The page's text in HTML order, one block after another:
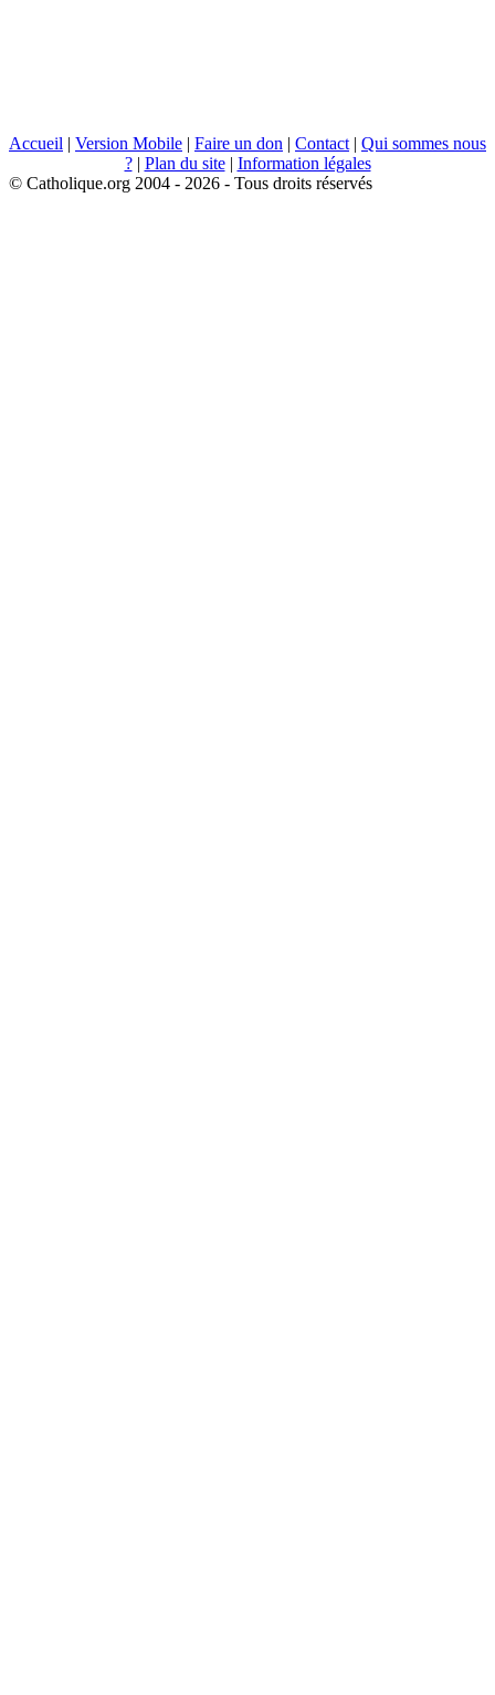
Accueil | Version Mobile | Faire un don | Contact | Qui sommes nous
?| Plan du site| Information légales
© Catholique.org 2004 - 2026 - Tous droits réservés